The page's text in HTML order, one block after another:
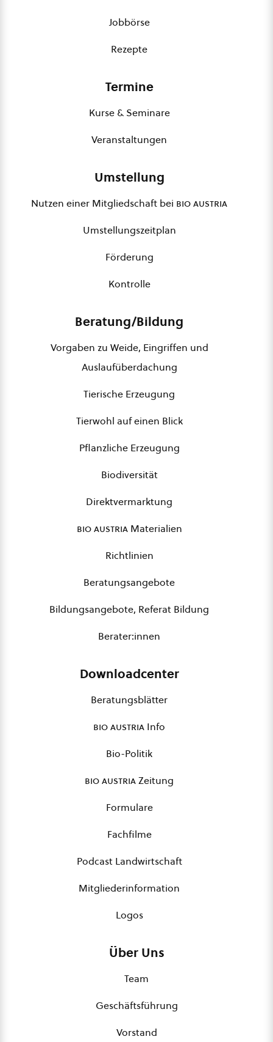
Jobbörse
Rezepte
Termine
Kurse & Seminare
Veranstaltungen
Umstellung
Nutzen einer Mitgliedschaft bei bio austria
Umstellungszeitplan
Förderung
Kontrolle
Beratung/Bildung
Vorgaben zu Weide, Eingriffen und
Auslaufüberdachung
Tierische Erzeugung
Tierwohl auf einen Blick
Pflanzliche Erzeugung
Biodiversität
Direktvermarktung
bio austriaMaterialien
Richtlinien
Beratungsangebote
Bildungsangebote, Referat Bildung
Berater:innen
Downloadcenter
Beratungsblätter
bio austria Info
Bio-Politik
bio austriaZeitung
Formulare
Fachfilme
Podcast Landwirtschaft
Mitgliederinformation
Logos
Über Uns
Team
Geschäftsführung
Vorstand